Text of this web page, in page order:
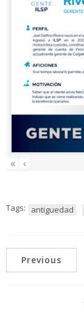
« ‹
Tags: antiguedad
Previous